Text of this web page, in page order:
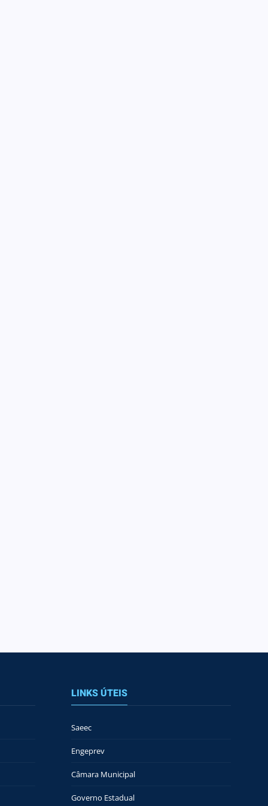
LINKS ÚTEIS
Saeec
Engeprev
Câmara Municipal
Governo Estadual